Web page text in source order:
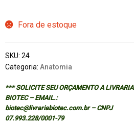
Fora de estoque
SKU: 24
Categoria: Anatomia
*** SOLICITE SEU ORÇAMENTO A LIVRARIA
BIOTEC – EMAIL.:
biotec@livrariabiotec.com.br – CNPJ
07.993.228/0001-79